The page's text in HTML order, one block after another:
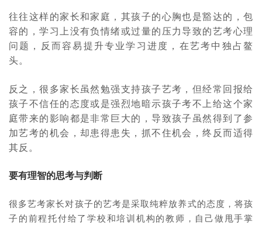
往往这样的家长和家庭，其孩子的心胸也是豁达的，包
容的，学习上没有负情绪或过量的压力导致的艺考心理
问题，反而容易提升专业学习进度，在艺考中独占鳌
头。
反之，很多家长虽然勉强支持孩子艺考，但经常回报给
孩子不信任的态度或是强烈地暗示孩子考不上给这个家
庭带来的影响都是非常巨大的，导致孩子虽然得到了参
加艺考的机会，却患得患失，抓不住机会，终反而适得
其反。
要有理智的思考与判断
很多艺考家长对孩子的艺考是采取纯粹放养式的态度，将孩
子的前程托付给了学校和培训机构的教师，自己做甩手掌